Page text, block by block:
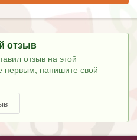
отзыв
отзыв на этой
первым, напишите свой